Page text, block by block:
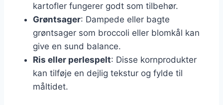
kartofler fungerer godt som tilbehør.
Grøntsager: Dampede eller bagte
grøntsager som broccoli eller blomkål kan
give en sund balance.
Ris eller perlespelt: Disse kornprodukter
kan tilføje en dejlig tekstur og fylde til
måltidet.